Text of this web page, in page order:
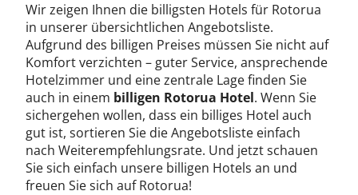
Wir zeigen Ihnen die billigsten Hotels für Rotorua
in unserer übersichtlichen Angebotsliste.
Aufgrund des billigen Preises müssen Sie nicht auf
Komfort verzichten – guter Service, ansprechende
Hotelzimmer und eine zentrale Lage finden Sie
auch in einem billigen Rotorua Hotel. Wenn Sie
sichergehen wollen, dass ein billiges Hotel auch
gut ist, sortieren Sie die Angebotsliste einfach
nach Weiterempfehlungsrate. Und jetzt schauen
Sie sich einfach unsere billigen Hotels an und
freuen Sie sich auf Rotorua!